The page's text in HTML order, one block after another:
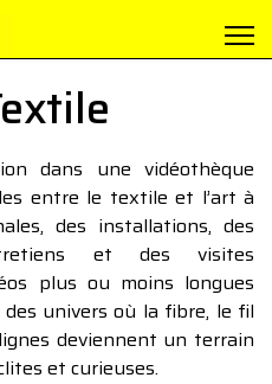
dans une vidéothèque
entre le textile et l’art à
des installations, des
et des visites
plus ou moins longues
univers où la fibre, le fil
deviennent un terrain
et curieuses.